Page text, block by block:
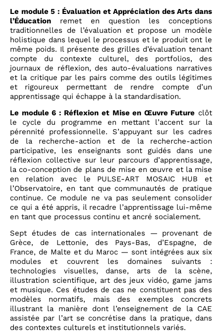
Le module 5 : Évaluation et Appréciation des Arts dans
l’Éducation remet en question les conceptions
traditionnelles de l’évaluation et propose un modèle
holistique dans lequel le processus et le produit ont le
même poids. Il présente des grilles d’évaluation tenant
compte du contexte culturel, des portfolios, des
journaux de réflexion, des auto-évaluations narratives
et la critique par les pairs comme des outils légitimes
et rigoureux permettant de rendre compte d’un
apprentissage qui échappe à la standardisation.
Le module 6 : Réflexion et Mise en Œuvre Future clôt
le cycle du programme en mettant l’accent sur la
pérennité professionnelle. S’appuyant sur les cadres
de la recherche-action et de la recherche-action
participative, les enseignants sont guidés dans une
réflexion collective sur leur parcours d’apprentissage,
la co-conception de plans de mise en œuvre et la mise
en relation avec le PULSE-ART MOSAIC HUB et
l’Observatoire, en tant que communautés de pratique
continue. Ce module ne va pas seulement consolider
ce qui a été appris, il recadre l’apprentissage lui-même
en tant que processus continu et ancré socialement.
Sept études de cas internationales — provenant de
Grèce, de Lettonie, des Pays-Bas, d’Espagne, de
France, de Malte et du Maroc — sont intégrées aux six
modules et couvrent les domaines suivants :
technologies visuelles, danse, arts de la scène,
illustration scientifique, art des jeux vidéo, game jams
et musique. Ces études de cas ne constituent pas des
modèles normatifs, mais des exemples concrets
illustrant la manière dont l’enseignement de la CAE
assistée par l’art se concrétise dans la pratique, dans
des contextes culturels et institutionnels variés.